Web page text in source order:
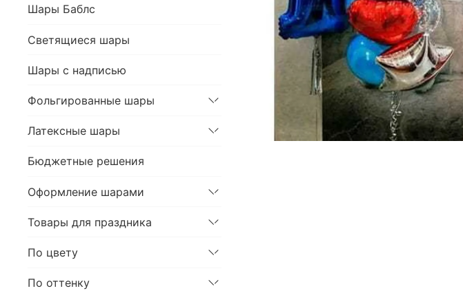
Шары Баблс
Светящиеся шары
Шары с надписью
Фольгированные шары
Латексные шары
Бюджетные решения
Оформление шарами
Товары для праздника
По цвету
По оттенку